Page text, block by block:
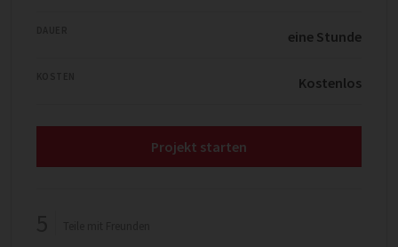
eine Stunde
Kostenlos
Projekt starten